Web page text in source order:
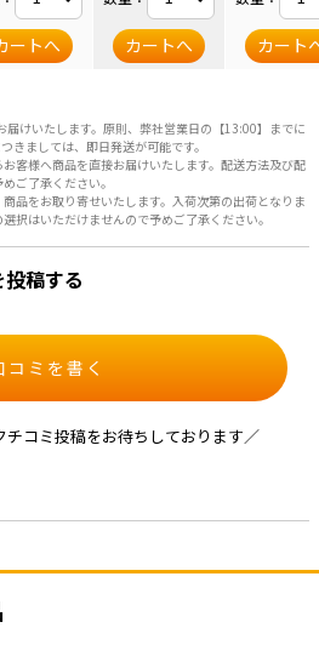
ートへ カートへ カート
けいたします。原則、弊社営業日の【13:00】までに
きましては、即日発送が可能です。
客様へ商品を直接お届けいたします。配送方法及び配
ご了承ください。
品をお取り寄せいたします。入荷次第の出荷となりま
択はいただけませんので予めご了承ください。
稿する
コミを書く
チコミ投稿をお待ちしております／